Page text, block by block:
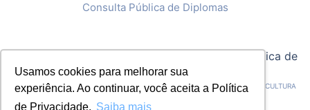
Usamos cookies para melhorar sua
experiência. Ao continuar, você aceita a Política
de Privacidade. Saiba mais
Consulta Pública de Diplomas
Política de
Privacidade
CNPJ: 92.238.914/0001-03 - ASSOCIAÇÃO PELOTENSE DE ASSISTÊNCIA E CULTURA